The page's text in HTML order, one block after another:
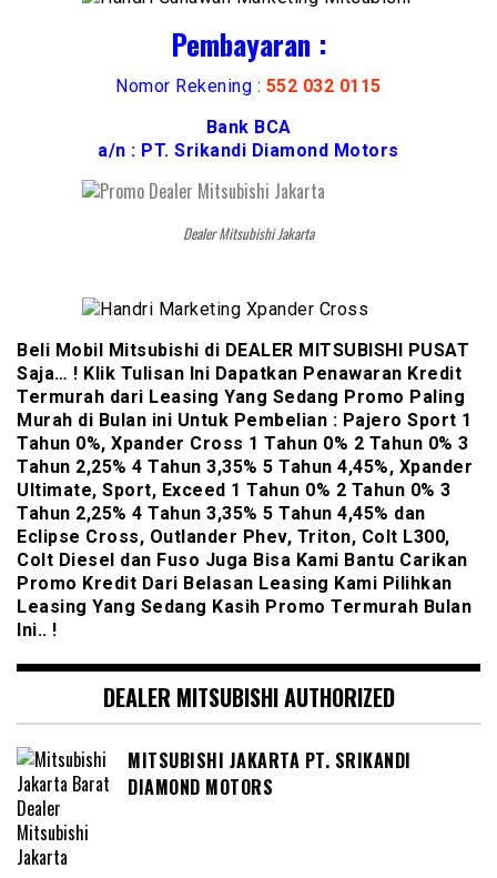
Pembayaran :
Nomor Rekening : 552 032 0115
Bank BCA
a/n : PT. Srikandi Diamond Motors
Dealer Mitsubishi Jakarta
Beli Mobil Mitsubishi di DEALER MITSUBISHI PUSAT
Saja… ! Klik Tulisan Ini Dapatkan Penawaran Kredit
Termurah dari Leasing Yang Sedang Promo Paling
Murah di Bulan ini Untuk Pembelian : Pajero Sport 1
Tahun 0%, Xpander Cross 1 Tahun 0% 2 Tahun 0% 3
Tahun 2,25% 4 Tahun 3,35% 5 Tahun 4,45%, Xpander
Ultimate, Sport, Exceed 1 Tahun 0% 2 Tahun 0% 3
Tahun 2,25% 4 Tahun 3,35% 5 Tahun 4,45% dan
Eclipse Cross, Outlander Phev, Triton, Colt L300,
Colt Diesel dan Fuso Juga Bisa Kami Bantu Carikan
Promo Kredit Dari Belasan Leasing Kami Pilihkan
Leasing Yang Sedang Kasih Promo Termurah Bulan
Ini.. !
DEALER MITSUBISHI AUTHORIZED
MITSUBISHI JAKARTA PT. SRIKANDI
DIAMOND MOTORS